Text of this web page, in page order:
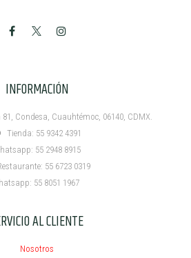
INFORMACIÓN
Condesa, Cuauhtémoc, 06140, CDMX.
Tienda: 55 9342 4391
55 2948 8915
55 6723 0319
55 8051 1967
AL CLIENTE
Nosotros